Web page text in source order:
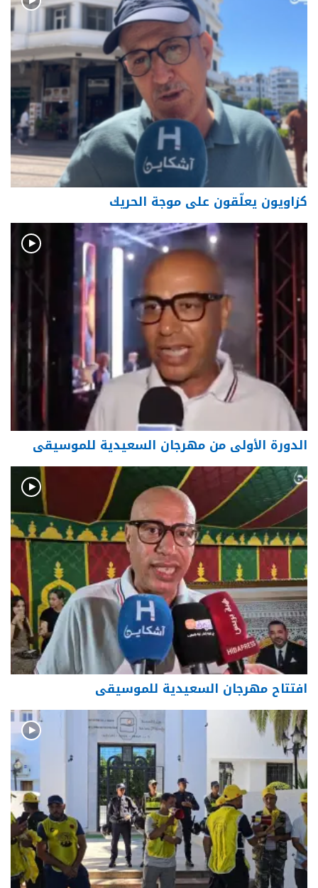
كزاويون يعلّقون على موجة الحريك
الدورة الأولى من مهرجان السعيدية للموسيقى
افتتاح مهرجان السعيدية للموسيقى